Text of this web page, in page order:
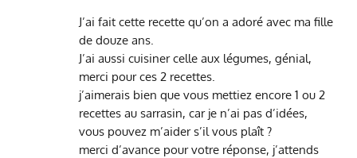
J’ai fait cette recette qu’on a adoré avec ma fille
de douze ans.
J’ai aussi cuisiner celle aux légumes, génial,
merci pour ces 2 recettes.
j’aimerais bien que vous mettiez encore 1 ou 2
recettes au sarrasin, car je n’ai pas d’idées,
vous pouvez m’aider s’il vous plaît ?
merci d’avance pour votre réponse, j’attends